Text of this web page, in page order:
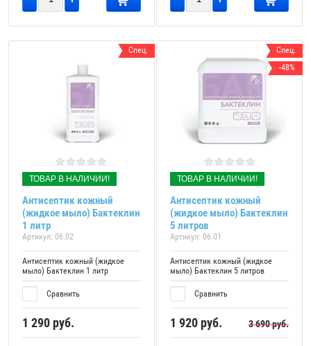
Спец.
ТОВАР В НАЛИЧИИ!
Антисептик кожный
(жидкое мыло) Бактеклин
1 литр
Артикул: 06.02
Антисептик кожный (жидкое
мыло) Бактеклин 1 литр
Сравнить
1 290 руб.
Спец.
-48%
ТОВАР В НАЛИЧИИ!
Антисептик кожный
(жидкое мыло) Бактеклин
5 литров
Артикул: 06.01
Антисептик кожный (жидкое
мыло) Бактеклин 5 литров
Сравнить
1 920 руб. 3 690руб.